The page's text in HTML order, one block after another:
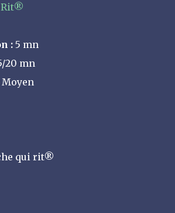
Rit®
:5 mn
20 mn
Moyen
qui rit®